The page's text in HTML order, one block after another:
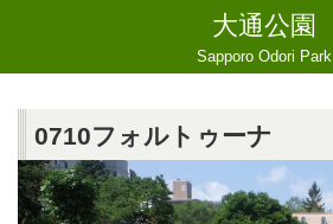
大通公園
Sapporo Odori Park
0710フォルトゥーナ